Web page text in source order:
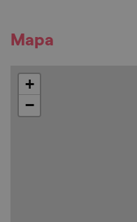
Mapa
+
−